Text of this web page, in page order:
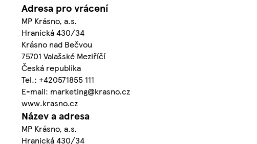
Adresa pro vrácení
MP Krásno, a.s.
Hranická 430/34
Krásno nad Bečvou
75701 Valašské Meziříčí
Česká republika
Tel.: +420571855 111
E-mail: marketing@krasno.cz
www.krasno.cz
Název a adresa
MP Krásno, a.s.
Hranická 430/34